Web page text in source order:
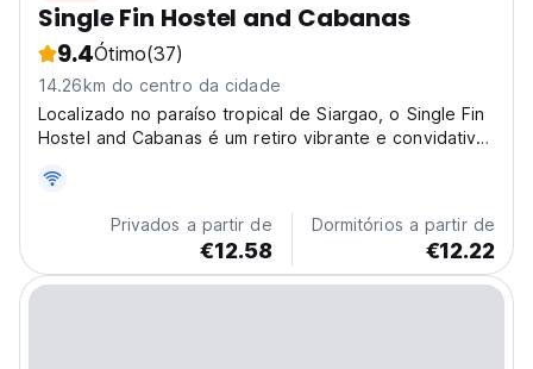
Single Fin Hostel and Cabanas
9.4Ótimo(37)
14.26km do centro da cidade
Localizado no paraíso tropical de Siargao, o Single Fin
Hostel and Cabanas é um retiro vibrante e convidativo
Privados a partir de
€12.58
Dormitórios a partir de
€12.22